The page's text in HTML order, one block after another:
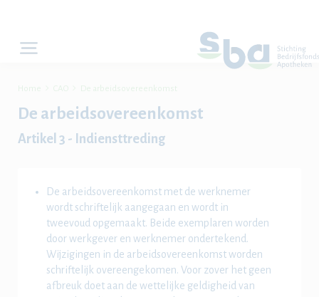
Home CAO De arbeidsovereenkomst
De arbeidsovereenkomst
Artikel 3 - Indiensttreding
De arbeidsovereenkomst met de werknemer
wordt schriftelijk aangegaan en wordt in
tweevoud opgemaakt. Beide exemplaren worden
door werkgever en werknemer ondertekend.
Wijzigingen in de arbeidsovereenkomst worden
schriftelijk overeengekomen. Voor zover het geen
afbreuk doet aan de wettelijke geldigheid van